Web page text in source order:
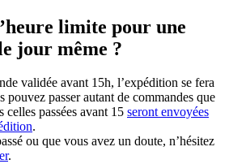
limite pour une
jour même ?
validée avant 15h, l’expédition se fera
pouvez passer autant de commandes que
celles passées avant 15 seront envoyées
.
ou que vous avez un doute, n’hésitez
.